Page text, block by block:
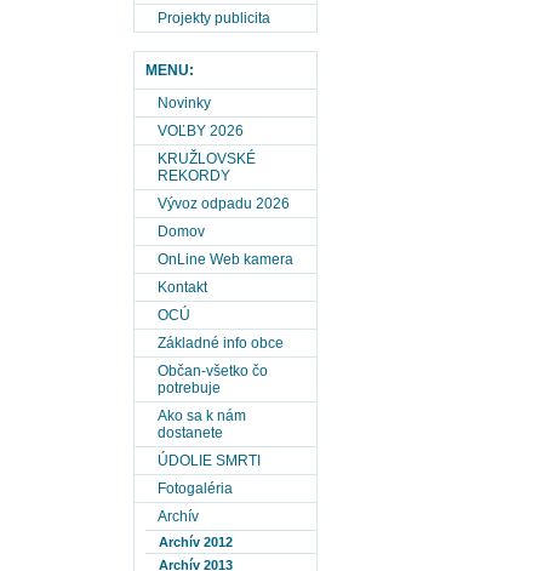
Projekty publicita
MENU:
Novinky
VOĽBY 2026
KRUŽLOVSKÉ
REKORDY
Vývoz odpadu 2026
Domov
OnLine Web kamera
Kontakt
OCÚ
Základné info obce
Občan-všetko čo
potrebuje
Ako sa k nám
dostanete
ÚDOLIE SMRTI
Fotogaléria
Archív
Archív 2012
Archív 2013